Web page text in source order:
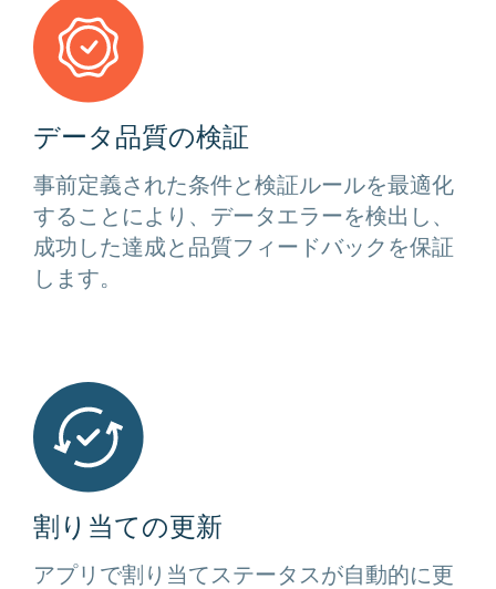
データ品質の検証
事前定義された条件と検証ルールを最適化
することにより、データエラーを検出し、
成功した達成と品質フィードバックを保証
します。
割り当ての更新
アプリで割り当てステータスが自動的に更